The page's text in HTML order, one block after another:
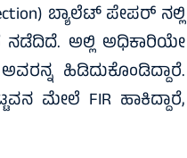
ಬ್ಯಾಲೆಟ್ ಪೇಪರ್ ನಲ್ಲಿ
ಅಲ್ಲಿ ಅಧಿಕಾರಿಯೇ
ಹಿಡಿದುಕೊಂಡಿದ್ದಾರೆ.
ಮೇಲೆ FIR ಹಾಕಿದ್ದಾರೆ,